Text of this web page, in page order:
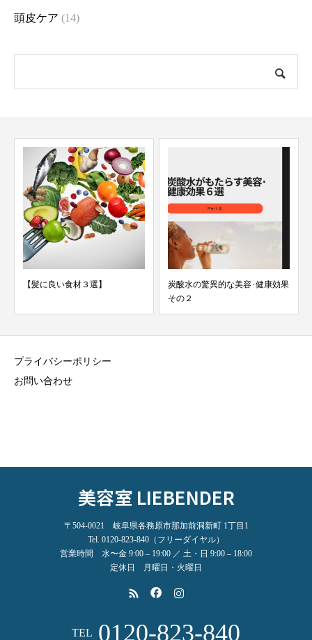
頭皮ケア (14)
【髪に良い食材３選】
炭酸水の驚異的な美容･健康効果
その２
プライバシーポリシー
お問い合わせ
美容室 LIEBENDER
〒504-0021 岐阜県各務原市那加前洞新町 1丁目1
Tel. 0120-823-840（フリーダイヤル）
営業時間 水〜金 9:00 – 19:00 ／ 土・日 9:00 – 18:00
定休日 月曜日・火曜日
TEL 0120-823-840